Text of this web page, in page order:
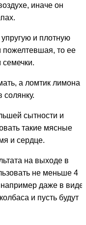
иначе он
и плотную
пожелтевшая, то ее
семечки.
а ломтик лимона и
сытности и
такие мясные
и сердце.
на выходе в
не меньше 4
даже в виде
и пусть будут